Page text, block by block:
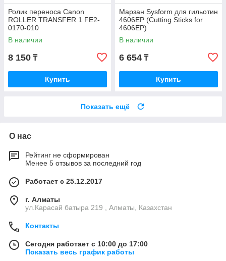
Ролик переноса Canon
ROLLER TRANSFER 1 FE2-
0170-010
В наличии
8 150 ₸
Купить
Марзан Sysform для гильотин
4606EP (Cutting Sticks for
4606EP)
В наличии
6 654 ₸
Купить
Показать ещё
О нас
Рейтинг не сформирован
Менее 5 отзывов за последний год
Работает с 25.12.2017
г. Алматы
ул.Карасай батыра 219 , Алматы, Казахстан
Контакты
Сегодня работает с 10:00 до 17:00
Показать весь график работы